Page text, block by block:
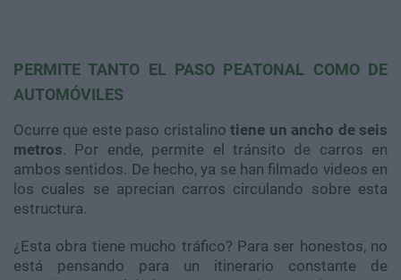
PERMITE TANTO EL PASO PEATONAL COMO DE
AUTOMÓVILES
Ocurre que este paso cristalinotiene un ancho de seis
metros. Por ende, permite el tránsito de carros en
ambos sentidos. De hecho, ya se han filmado videos en
los cuales se aprecian carros circulando sobre esta
estructura.
¿Esta obra tiene mucho tráfico? Para ser honestos, no
está pensando para un itinerario constante de